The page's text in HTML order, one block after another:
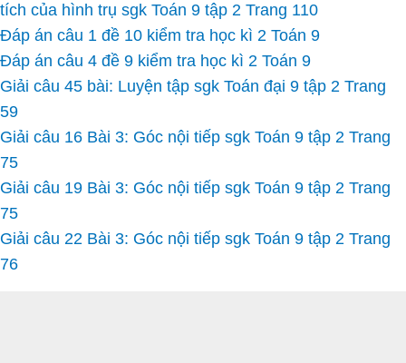
tích của hình trụ sgk Toán 9 tập 2 Trang 110
Đáp án câu 1 đề 10 kiểm tra học kì 2 Toán 9
Đáp án câu 4 đề 9 kiểm tra học kì 2 Toán 9
Giải câu 45 bài: Luyện tập sgk Toán đại 9 tập 2 Trang
59
Giải câu 16 Bài 3: Góc nội tiếp sgk Toán 9 tập 2 Trang
75
Giải câu 19 Bài 3: Góc nội tiếp sgk Toán 9 tập 2 Trang
75
Giải câu 22 Bài 3: Góc nội tiếp sgk Toán 9 tập 2 Trang
76